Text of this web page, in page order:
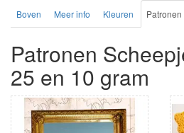
Boven Meer info Kleuren Patronen
Patronen
25 en 10 gram